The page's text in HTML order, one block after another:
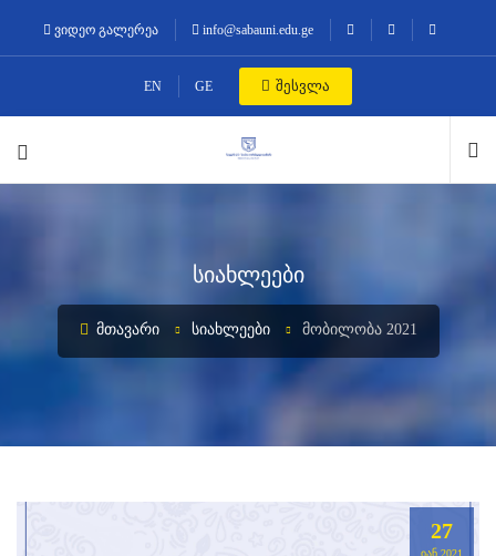
ვიდეო გალერეა info@sabauni.edu.ge
EN GE შესვლა
სიახლეები
ᲛᲗᲐᲕᲐᲠᲘ ᲡᲘᲐᲮᲚᲔᲔᲑᲘ ᲛᲝᲑᲘᲚᲝᲑᲐ 2021
27
ᲘᲐᲜ,2021